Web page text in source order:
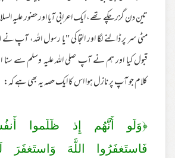
تین دن گزر چکے تھے، ایک اعرابی آیا اور حضور علیہ السلام
مٹی سر پر ڈالنے لگا اور التجا کی "یا رسول اللہ، آپ
قبول کیا اور ہم نے آپ صلی اللہ علیہ وسلم سے سنا
کلام جو آپ پر نازل ہوا اس کا ایک حصہ یہ بھی ہے کہ:
﴿وَلَو أَنَّهُم إِذ ظَلَموا
فَاستَغفَرُ‌وا اللَّهَ وَاستَغفَرَ‌